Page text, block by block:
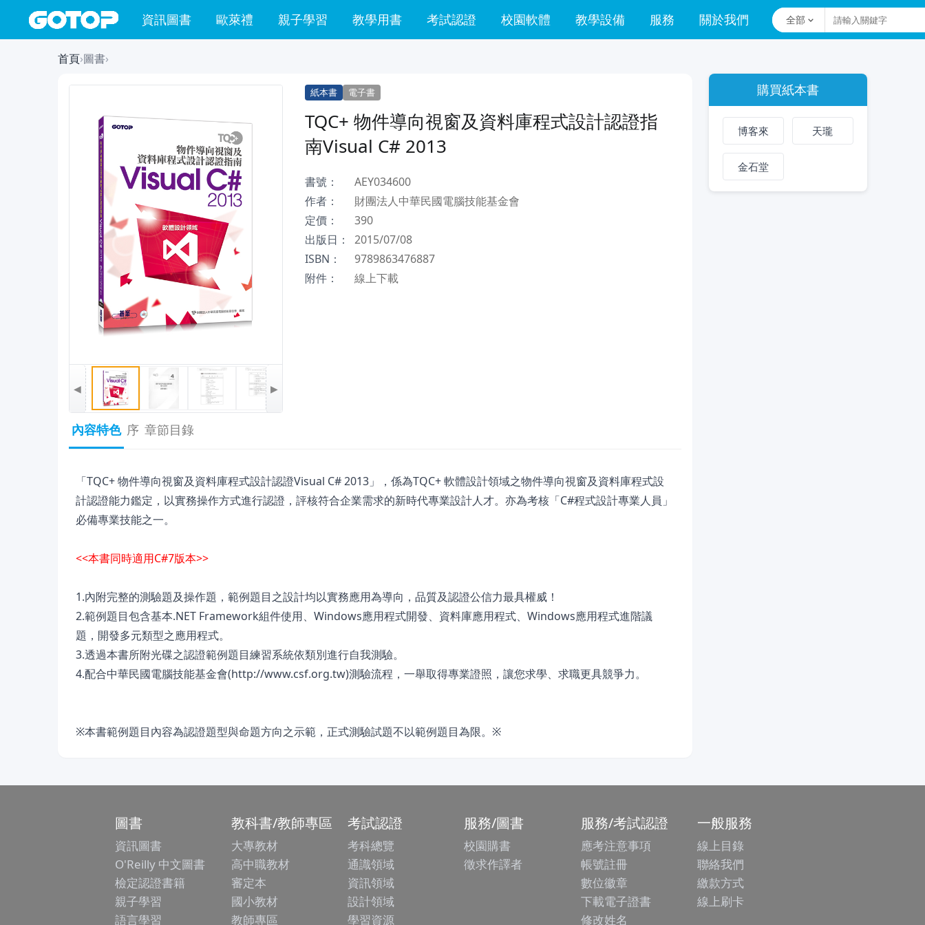
資訊圖書 歐萊禮 親子學習 教學用書 考試認證 校園軟體 教學設備 服務 關於我們 全部
首頁›圖書›
◀ ▶
紙本書 電子書
TQC+ 物件導向視窗及資料庫程式設計認證指
南Visual C# 2013
書號：
AEY034600
作者：
財團法人中華民國電腦技能基金會
定價：
390
出版日：
2015/07/08
ISBN：
9789863476887
附件：
線上下載
內容特色 序 章節目錄
「TQC+ 物件導向視窗及資料庫程式設計認證Visual C# 2013」，係為TQC+ 軟體設計領域之物件導向視窗及資料庫程式設
計認證能力鑑定，以實務操作方式進行認證，評核符合企業需求的新時代專業設計人才。亦為考核「C#程式設計專業人員」
必備專業技能之一。
<<本書同時適用C#7版本>>
1.內附完整的測驗題及操作題，範例題目之設計均以實務應用為導向，品質及認證公信力最具權威！
2.範例題目包含基本.NET Framework組件使用、Windows應用程式開發、資料庫應用程式、Windows應用程式進階議
題，開發多元類型之應用程式。
3.透過本書所附光碟之認證範例題目練習系統依類別進行自我測驗。
4.配合中華民國電腦技能基金會(http://www.csf.org.tw)測驗流程，一舉取得專業證照，讓您求學、求職更具競爭力。
※本書範例題目內容為認證題型與命題方向之示範，正式測驗試題不以範例題目為限。※
購買紙本書
博客來 天瓏
金石堂
圖書
資訊圖書
O'Reilly 中文圖書
檢定認證書籍
親子學習
語言學習
教科書/教師專區
大專教材
高中職教材
審定本
國小教材
教師專區
考試認證
考科總覽
通識領域
資訊領域
設計領域
學習資源
服務/圖書
校園購書
徵求作譯者
服務/考試認證
應考注意事項
帳號註冊
數位徽章
下載電子證書
修改姓名
一般服務
線上目錄
聯絡我們
繳款方式
線上刷卡